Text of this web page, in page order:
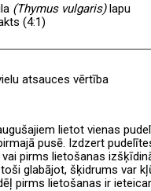
(Thymus vulgaris)lapu
(4:1)
atsauces vērtība
lietot vienas
pusē. Izdzert
pirms lietošanas
glabājot, šķidrums var
pirms lietošanas ir